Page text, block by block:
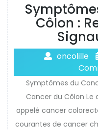
Côlon :
oncolille
Symptômes du
Cancer du Côlon
appelé cancer
courantes de cancer